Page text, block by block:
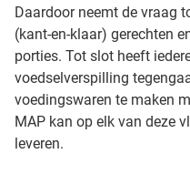
Daardoor neemt de vraag
(kant-en-klaar) gerechten
porties. Tot slot heeft
voedselverspilling
voedingswaren te maken
MAP kan op elk van deze
leveren.